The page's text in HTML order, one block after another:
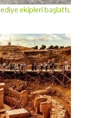
ekipleri başlattı,